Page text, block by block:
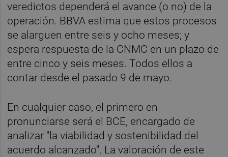
veredictos dependerá el avance (o no) de la
operación. BBVA estima que estos procesos
se alarguen entre seis y ocho meses; y
espera respuesta de la CNMC en un plazo de
entre cinco y seis meses. Todos ellos a
contar desde el pasado 9 de mayo.
En cualquier caso, el primero en
pronunciarse será el BCE, encargado de
analizar "la viabilidad y sostenibilidad del
acuerdo alcanzado". La valoración de este